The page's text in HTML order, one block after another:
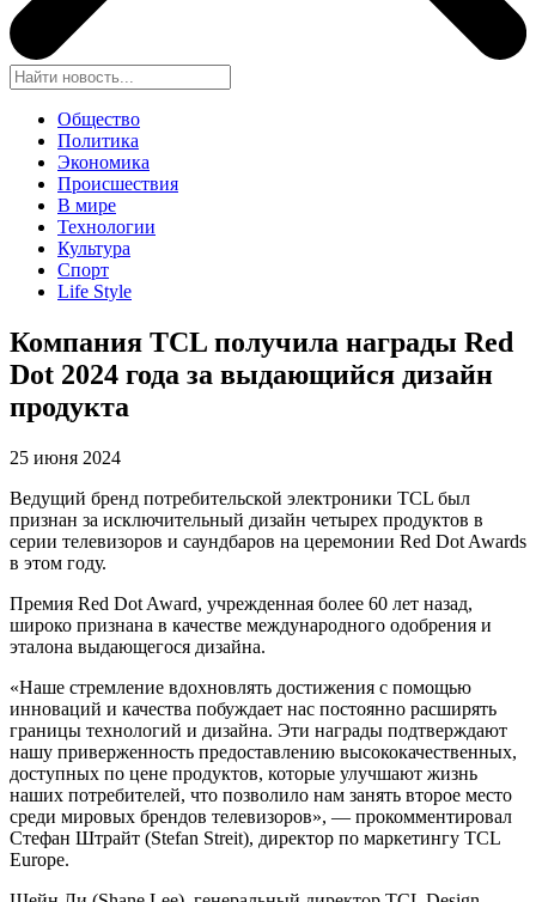
Общество
Политика
Экономика
Происшествия
В мире
Технологии
Культура
Спорт
Life Style
Компания TCL получила награды Red
Dot 2024 года за выдающийся дизайн
продукта
25 июня 2024
Ведущий бренд потребительской электроники TCL был
признан за исключительный дизайн четырех продуктов в
серии телевизоров и саундбаров на церемонии Red Dot Awards
в этом году.
Премия Red Dot Award, учрежденная более 60 лет назад,
широко признана в качестве международного одобрения и
эталона выдающегося дизайна.
«Наше стремление вдохновлять достижения с помощью
инноваций и качества побуждает нас постоянно расширять
границы технологий и дизайна. Эти награды подтверждают
нашу приверженность предоставлению высококачественных,
доступных по цене продуктов, которые улучшают жизнь
наших потребителей, что позволило нам занять второе место
среди мировых брендов телевизоров», — прокомментировал
Стефан Штрайт (Stefan Streit), директор по маркетингу TCL
Europe.